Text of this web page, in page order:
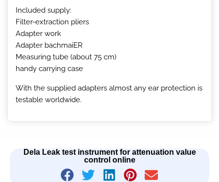
Included supply:
Filter-extraction pliers
Adapter work
Adapter bachmaiER
Measuring tube (about 75 cm)
handy carrying case
With the supplied adapters almost any ear protection is
testable worldwide.
Dela Leak test instrument for attenuation value
control online